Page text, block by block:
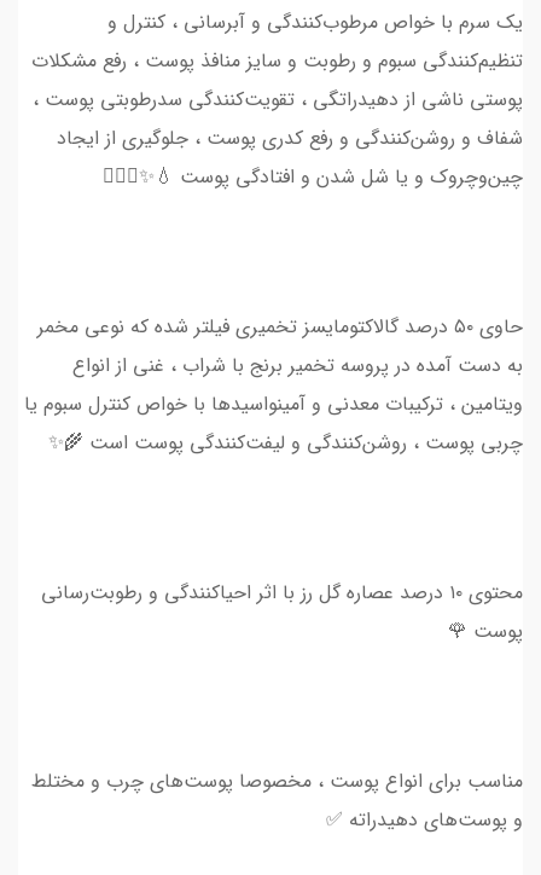
یک سرم با خواص مرطوب‌کنندگی و آبرسانی ، کنترل و
تنظیم‌کنندگی سبوم و رطوبت و سایز منافذ پوست ، رفع مشکلات
پوستی ناشی از دهیدراتگی ، تقویت‌کنندگی سدرطوبتی پوست ،
شفاف و روشن‌کنندگی و رفع کدری پوست ، جلوگیری از ایجاد
چین‌وچروک و یا شل شدن و افتادگی پوست 💧✨💆🏻‍♀️
حاوی ۵۰ درصد گالاکتومایسز تخمیری فیلتر شده که نوعی مخمر
به دست آمده در پروسه تخمیر برنج با شراب ، غنی از انواع
ویتامین ، ترکیبات معدنی و آمینواسیدها با خواص کنترل سبوم یا
چربی پوست ، روشن‌کنندگی و لیفت‌کنندگی پوست است 🌾✨
محتوی ۱۰ درصد عصاره گل رز با اثر احیاکنندگی و رطوبت‌رسانی
پوست 🌹
مناسب برای انواع پوست ، مخصوصا پوست‌های چرب و مختلط
و پوست‌های دهیدراته ✅